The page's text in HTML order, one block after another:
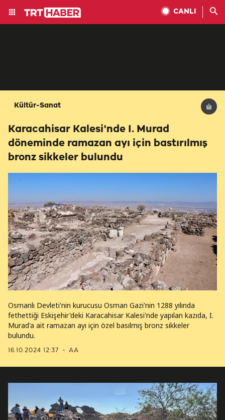
CANLI
Kültür-Sanat
Karacahisar Kalesi'nde I. Murad
döneminde ramazan ayı için bastırılmış
bronz sikkeler bulundu
16.10.2024 12:37 AA
Osmanlı Devleti'nin kurucusu Osman Gazi'nin 1288 yılında
fethettiği Eskişehir'deki Karacahisar Kalesi'nde yapılan kazıda, I.
Murad'a ait ramazan ayı için özel basılmış bronz sikkeler
bulundu.